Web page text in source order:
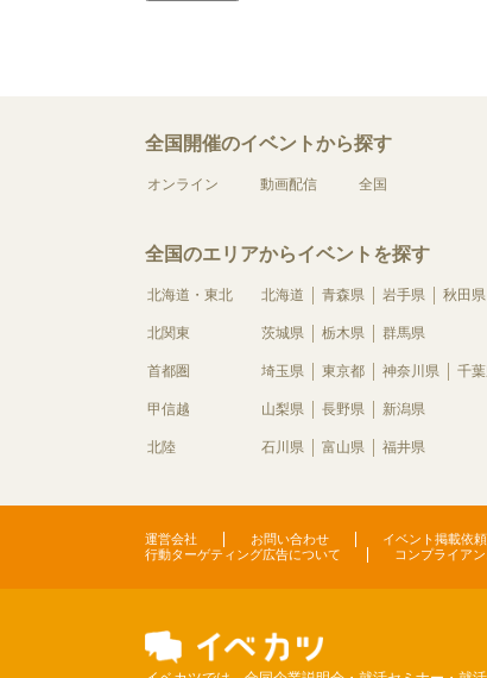
全国開催のイベントから探す
オンライン 動画配信 全国
全国のエリアからイベントを探す
北海道・東北 北海道 青森県 岩手県 秋田県
北関東 茨城県 栃木県 群馬県
首都圏 埼玉県 東京都 神奈川県 千
甲信越 山梨県 長野県 新潟県
北陸 石川県 富山県 福井県
運営会社 お問い合わせ イベント掲載依頼
行動ターゲティング広告について
コンプライア